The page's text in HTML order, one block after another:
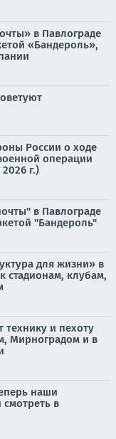
в Павлограде
«Бандероль»,
России о ходе
операции
г.)
в Павлограде
"Бандероль"
для жизни» в
стадионам, клубам,
технику и пехоту
Мирноградом и в
наши
в